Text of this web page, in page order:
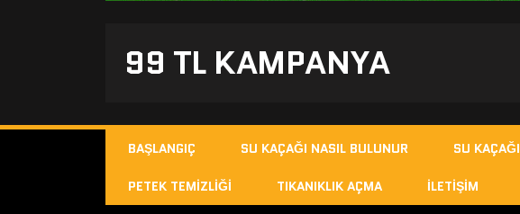
99 TL KAMPANYA
BAŞLANGIÇ SU KAÇAĞI NASIL BULUNUR SU KAÇAĞI
PETEK TEMIZLIĞI TIKANIKLIK AÇMA İLETIŞIM